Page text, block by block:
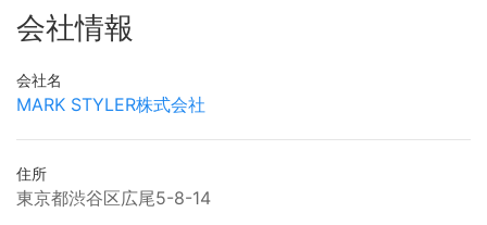
会社情報
会社名
MARK STYLER株式会社
住所
東京都渋谷区広尾5-8-14